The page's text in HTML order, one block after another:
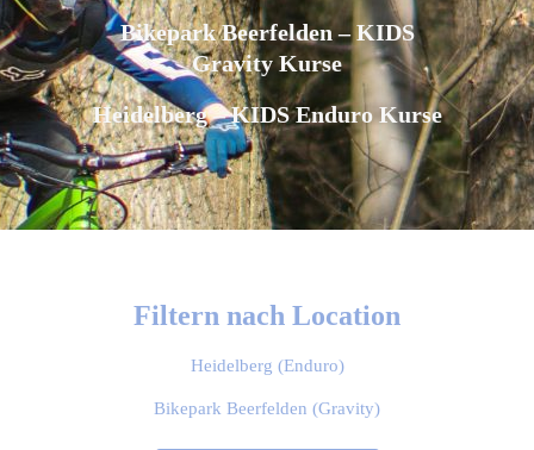
Bikepark Beerfelden – KIDS
Gravity Kurse
Heidelberg – KIDS Enduro Kurse
Filtern nach Location
Heidelberg (Enduro)
Bikepark Beerfelden (Gravity)